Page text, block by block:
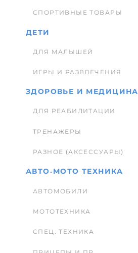
СПОРТИВНЫЕ ТОВАРЫ
ДЕТИ
ДЛЯ МАЛЫШЕЙ
ИГРЫ И РАЗВЛЕЧЕНИЯ
ЗДОРОВЬЕ И МЕДИЦИНА
ДЛЯ РЕАБИЛИТАЦИИ
ТРЕНАЖЕРЫ
РАЗНОЕ (АКСЕССУАРЫ)
АВТО-МОТО ТЕХНИКА
АВТОМОБИЛИ
МОТОТЕХНИКА
СПЕЦ. ТЕХНИКА